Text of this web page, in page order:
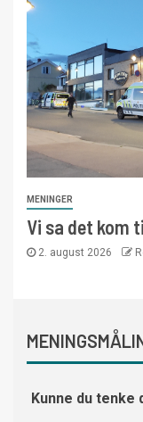
MENINGER
Vi sa det kom
2. august 2026
Kunne du